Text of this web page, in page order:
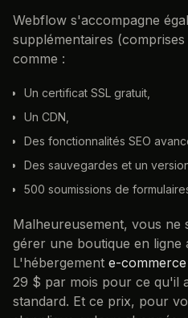
Webflow s'accompagne
supplémentaires
comme :
Un certificat SSL gratuit,
Un CDN,
Des fonctionnalités SEO
Des sauvegardes et un
500 soumissions de
Malheureusement, vous ne
gérer une boutique en ligne
L'hébergement e-
29 $ par mois pour ce qu'il
standard. Et ce prix, pour